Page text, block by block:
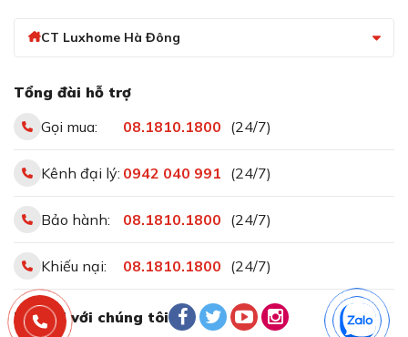
CT Luxhome Hà Đông
Tổng đài hỗ trợ
Gọi mua:
08.1810.1800 (24/7)
Kênh đại lý: 0942 040 991 (24/7)
Bảo hành: 08.1810.1800 (24/7)
Khiếu nại: 08.1810.1800 (24/7)
Kết nối với chúng tôi